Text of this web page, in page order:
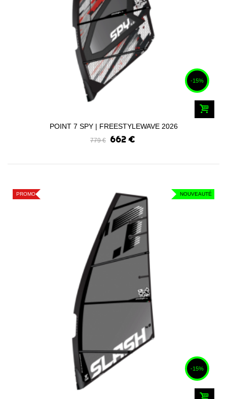
-15%
POINT 7 SPY | FREESTYLEWAVE 2026
779 € 662 €
NOUVEAUTÉ
PROMO
-15%